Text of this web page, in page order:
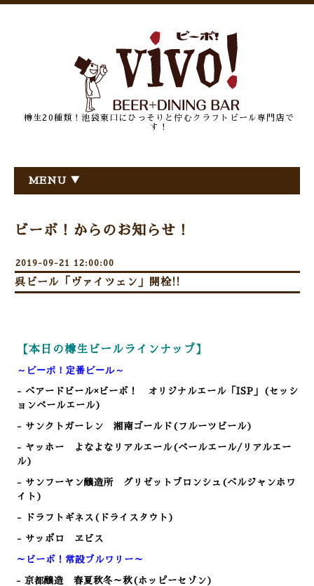
樽生20種類！池袋東口にひっそりと佇むクラフトビール専門店で
す！
MENU ▼
ビーボ！からのお知らせ！
2019-09-21 12:00:00
呉ビール「ヴァイツェン」開栓!!
【本日の樽生ビールラインナップ】
～ビーボ！定番ビール～
- ベアードビール×ビーボ！ オリジナルエール「ISP」(セッシ
ョンペールエール)
- サンクトガーレン 湘南ゴールド(フルーツビール)
- ヤッホー よなよなリアルエール(ペールエール/リアルエー
ル)
- サンフーヤン醸造所 グリゼットブロンシュ(ベルジャンホワ
イト)
- ドラフトギネス(ドライスタウト)
- サッポロ ヱビス
～ビーボ！常設ブルワリー～
- 京都醸造 春夏秋冬～秋(ホッピーセゾン)